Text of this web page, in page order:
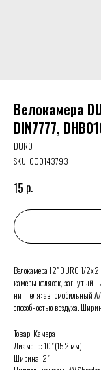
Велокамера
DIN7777,
DURO
SKU: 000143793
15 р.
Велокамера 12" DURO 1/
камеры колясок, загнутый
ниппеля: автомобильный A/
способностью воздуха.
Товар: Камера
Диаметр: 10" (152 мм)
Ширина: 2"